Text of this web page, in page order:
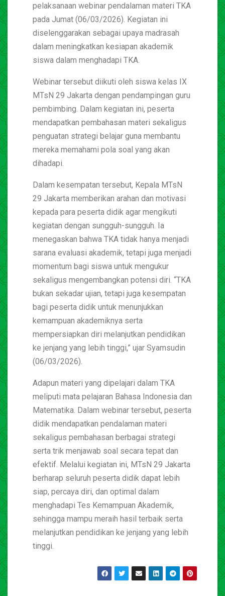
pelaksanaan webinar pendalaman materi TKA
pada Jumat (06/03/2026). Kegiatan ini
diselenggarakan sebagai upaya madrasah
dalam meningkatkan kesiapan akademik
siswa dalam menghadapi TKA.
Webinar tersebut diikuti oleh siswa kelas IX
MTsN 29 Jakarta dengan pendampingan guru
pembimbing. Dalam kegiatan ini, peserta
mendapatkan pembahasan materi sekaligus
penguatan strategi belajar guna membantu
mereka memahami pola soal yang akan
dihadapi.
Dalam kesempatan tersebut, Kepala MTsN
29 Jakarta memberikan arahan dan motivasi
kepada para peserta didik agar mengikuti
kegiatan dengan sungguh-sungguh. Ia
menegaskan bahwa TKA tidak hanya menjadi
sarana evaluasi akademik, tetapi juga menjadi
momentum bagi siswa untuk mengukur
sekaligus mengembangkan potensi diri. “TKA
bukan sekadar ujian, tetapi juga kesempatan
bagi peserta didik untuk menunjukkan
kemampuan akademiknya serta
mempersiapkan diri melanjutkan pendidikan
ke jenjang yang lebih tinggi,” ujar Syamsudin
(06/03/2026).
Adapun materi yang dipelajari dalam TKA
meliputi mata pelajaran Bahasa Indonesia dan
Matematika. Dalam webinar tersebut, peserta
didik mendapatkan pendalaman materi
sekaligus pembahasan berbagai strategi
serta trik menjawab soal secara tepat dan
efektif. Melalui kegiatan ini, MTsN 29 Jakarta
berharap seluruh peserta didik dapat lebih
siap, percaya diri, dan optimal dalam
menghadapi Tes Kemampuan Akademik,
sehingga mampu meraih hasil terbaik serta
melanjutkan pendidikan ke jenjang yang lebih
tinggi.